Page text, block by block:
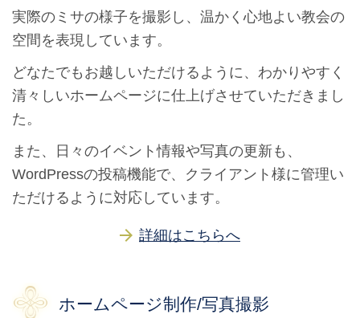
実際のミサの様子を撮影し、温かく心地よい教会の
空間を表現しています。
どなたでもお越しいただけるように、わかりやすく
清々しいホームページに仕上げさせていただきまし
た。
また、日々のイベント情報や写真の更新も、
WordPressの投稿機能で、クライアント様に管理い
ただけるように対応しています。
詳細はこちらへ
ホームページ制作/写真撮影